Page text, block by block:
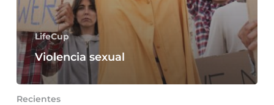
LifeCup
Violencia sexual
Recientes